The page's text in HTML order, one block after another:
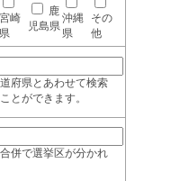
宮崎
県
鹿
児島県
沖縄
県
その
他
府県とあわせて検索
とができます。
併で選挙区が分かれ